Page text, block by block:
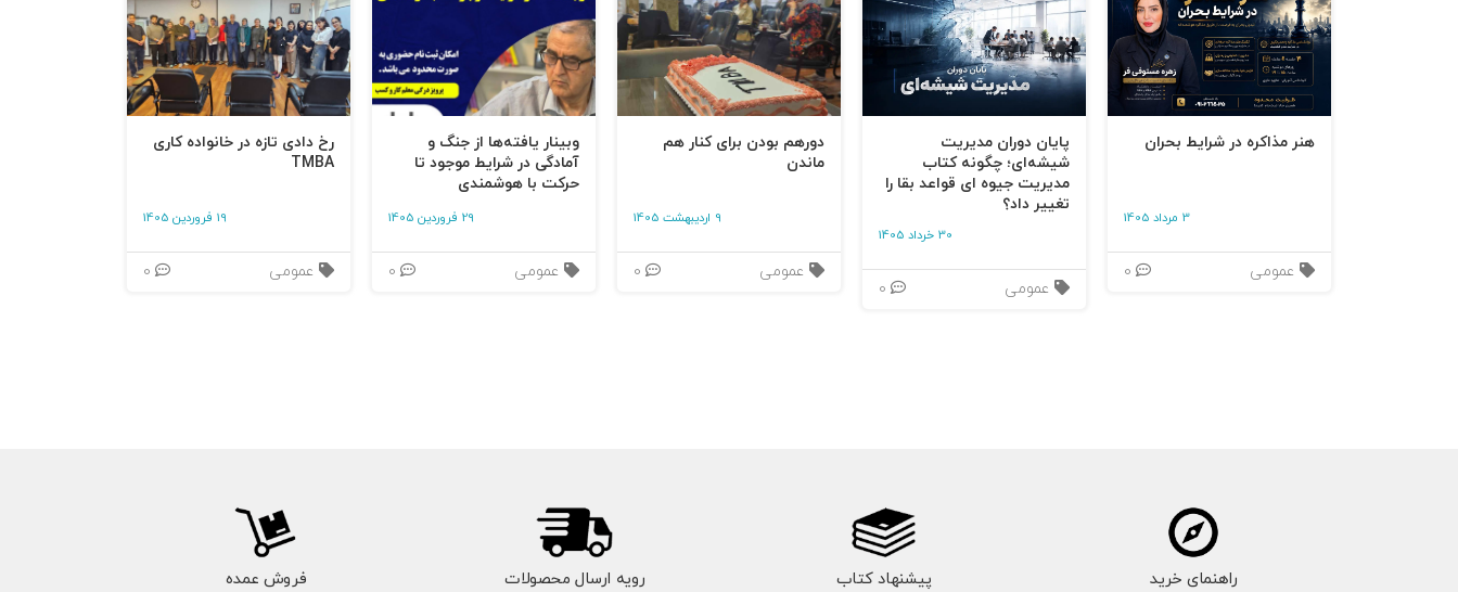
هنر مذاکره در شرایط بحران
3 مرداد 1405
عمومی
پایان دوران مدیریت
شیشه‌ای؛ چگونه کتاب
مدیریت جیوه‌ ای قواعد بقا را
تغییر داد؟
30 خرداد 1405
عمومی
دورهم بودن برای کنار هم
ماندن
9 اردیبهشت 1405
عمومی
وبینار یافته‌ها از جنگ و
آمادگی در شرایط موجود تا
حرکت با هوشمندی
29 فروردین 1405
عمومی
رخ دادی تازه در خانواده کاری
TMBA
19 فروردین 1405
عمومی
راهنمای خرید پیشنهاد کتاب رویه ارسال محصولات فروش عمده